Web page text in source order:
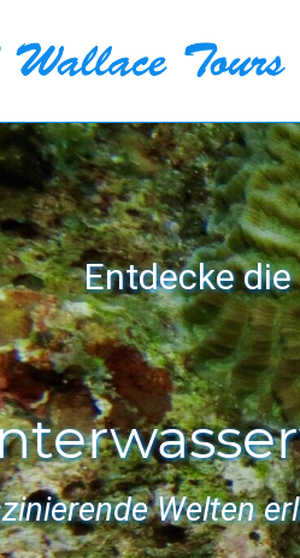
Entdecke
Welten